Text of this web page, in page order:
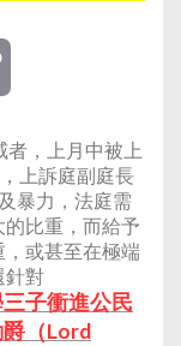
者，上月中被上
上訴庭副庭長
暴力，法庭需
比重，而給予
，或甚至在極端
針對
子衝進公民
（Lord